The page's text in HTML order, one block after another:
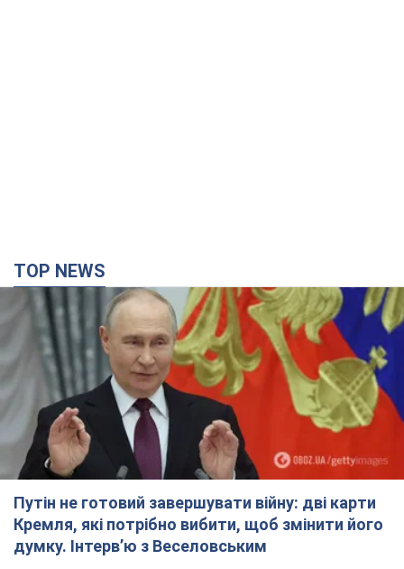
TOP NEWS
Путін не готовий завершувати війну: дві карти
Кремля, які потрібно вибити, щоб змінити його
думку. Інтерв’ю з Веселовським